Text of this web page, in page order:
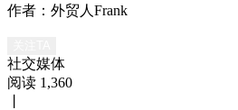
作者：外贸人Frank
社交媒体
阅读 1,360